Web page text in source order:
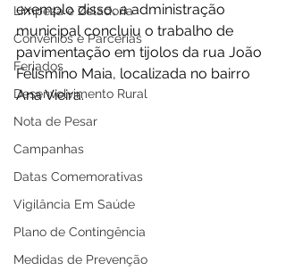
Limpeza e Zeladoria
Convênios e Parcerias
Feriados
Desenvolvimento Rural
Nota de Pesar
Campanhas
Datas Comemorativas
Vigilância Em Saúde
Plano de Contingência
Medidas de Prevenção
exemplo disso, a administração
municipal concluiu o trabalho de
pavimentação em tijolos da rua João
Felismino Maia, localizada no bairro
Ana Vieira.